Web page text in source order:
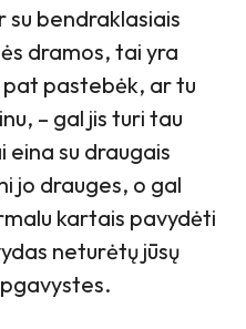
su bendraklasiais
dramos, tai yra
pat pastebėk, ar tu
– gal jis turi tau
eina su draugais
jo drauges, o gal
kartais pavydėti
neturėtų jūsų